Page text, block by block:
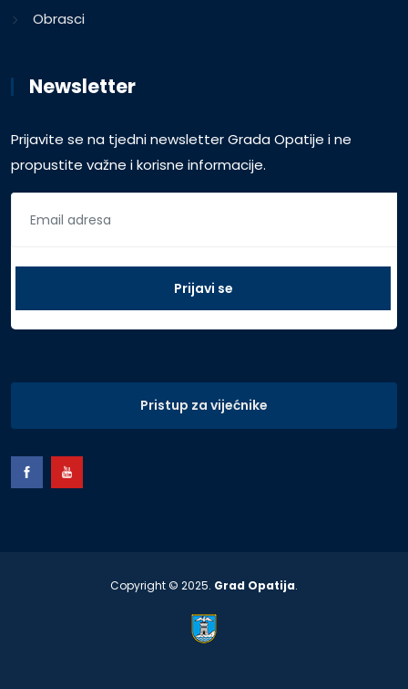
Obrasci
Newsletter
Prijavite se na tjedni newsletter Grada Opatije i ne
propustite važne i korisne informacije.
Pristup za vijećnike
Copyright © 2025. Grad Opatija.